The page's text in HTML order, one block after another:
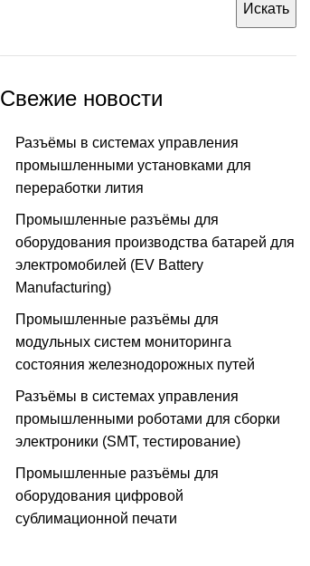
Искать
Свежие новости
Разъёмы в системах управления
промышленными установками для
переработки лития
Промышленные разъёмы для
оборудования производства батарей для
электромобилей (EV Battery
Manufacturing)
Промышленные разъёмы для
модульных систем мониторинга
состояния железнодорожных путей
Разъёмы в системах управления
промышленными роботами для сборки
электроники (SMT, тестирование)
Промышленные разъёмы для
оборудования цифровой
сублимационной печати